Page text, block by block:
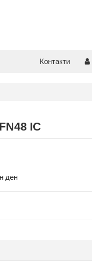
Контакти
IC
ден